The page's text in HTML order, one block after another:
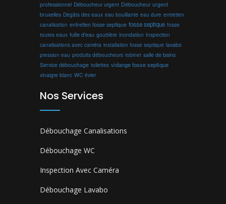
professionnel Déboucheur urgent Déboucheur urgent
bruxelles Dégâts des eaux eau bouillante eau dure entretien
canalisation entretien fosse septique fosse septique fosse
toutes eaux fuite d'eau gouttière inondation Inspection
canalisations avec caméra installation fosse septique lavabo
pression eau produits déboucheurs robinet salle de bains
Service débouchage toilettes vidange fosse septique
vinaigre blanc WC évier
Nos Services
Débouchage Canalisations
Débouchage WC
Inspection Avec Caméra
Débouchage Lavabo